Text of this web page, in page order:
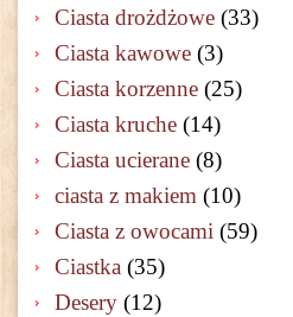
Ciasta drożdżowe (33)
Ciasta kawowe (3)
Ciasta korzenne (25)
Ciasta kruche (14)
Ciasta ucierane (8)
ciasta z makiem (10)
Ciasta z owocami (59)
Ciastka (35)
Desery (12)